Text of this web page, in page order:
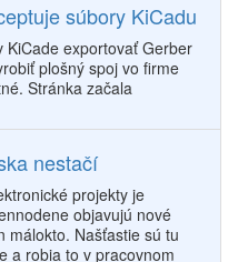
súbory KiCadu
KiCade exportovať Gerber
plošný spoj vo firme
Stránka začala
nestačí
projekty je
objavujú nové
málokto. Našťastie sú tu
a robia to v pracovnom